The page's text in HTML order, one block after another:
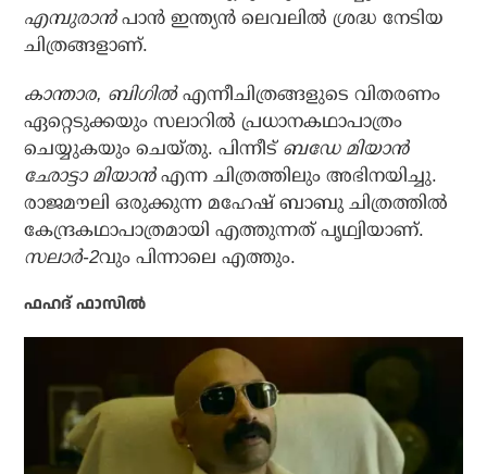
എമ്പുരാന്‍പാന്‍ ഇന്ത്യന്‍ ലെവലില്‍ ശ്രദ്ധ നേടിയ
ചിത്രങ്ങളാണ്.
കാന്താര, ബിഗില്‍എന്നീചിത്രങ്ങളുടെ വിതരണം
ഏറ്റെടുക്കയും സലാറില്‍ പ്രധാനകഥാപാത്രം
ചെയ്യുകയും ചെയ്തു. പിന്നീട് ബഡേ മിയാന്‍
ഛോട്ടാ മിയാന്‍എന്ന ചിത്രത്തിലും അഭിനയിച്ചു.
രാജമൗലി ഒരുക്കുന്ന മഹേഷ് ബാബു ചിത്രത്തില്‍
കേന്ദ്രകഥാപാത്രമായി എത്തുന്നത് പൃഥ്വിയാണ്.
സലാര്‍-2വും പിന്നാലെ എത്തും.
ഫഹദ് ഫാസില്‍